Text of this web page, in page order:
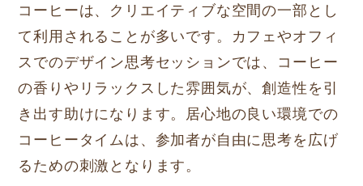
コーヒーは、クリエイティブな空間の一部とし
て利用されることが多いです。カフェやオフィ
スでのデザイン思考セッションでは、コーヒー
の香りやリラックスした雰囲気が、創造性を引
き出す助けになります。居心地の良い環境での
コーヒータイムは、参加者が自由に思考を広げ
るための刺激となります。